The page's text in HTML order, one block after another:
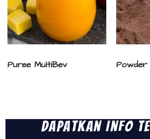
Puree MultiBev Powder
Dapatkan Info